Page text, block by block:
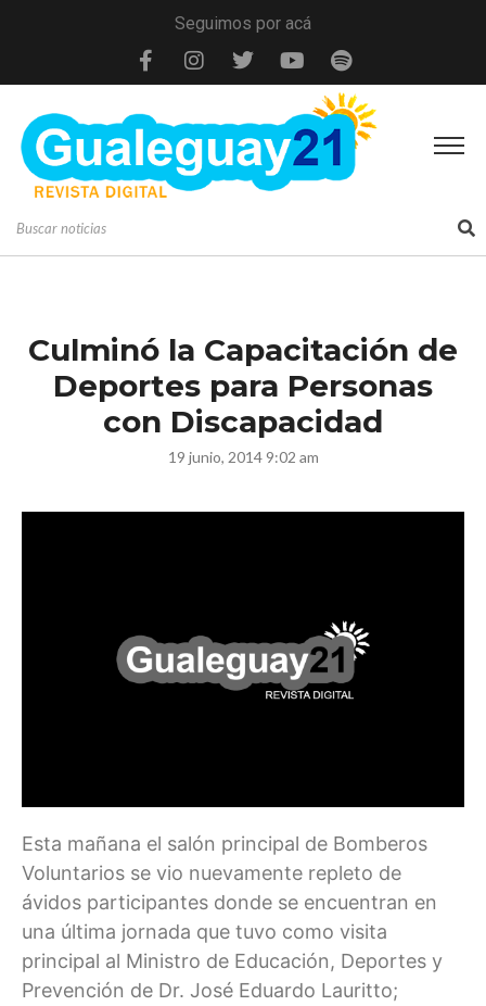
Seguimos por acá
Culminó la Capacitación de
Deportes para Personas
con Discapacidad
19 junio, 2014 9:02 am
Esta mañana el salón principal de Bomberos
Voluntarios se vio nuevamente repleto de
ávidos participantes donde se encuentran en
una última jornada que tuvo como visita
principal al Ministro de Educación, Deportes y
Prevención de Dr. José Eduardo Lauritto;